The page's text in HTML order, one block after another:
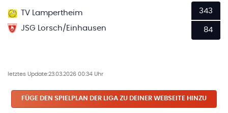
TV Lampertheim
JSG Lorsch/Einhausen
343
84
letztes Update:23.03.2026 00:34 Uhr
FÜGE DEN SPIELPLAN DER LIGA ZU DEINER WEBSEITE HINZU